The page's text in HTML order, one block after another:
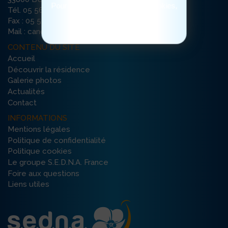
Tél. 05 56 79 65 65
Fax : 05 56 79 35 74
Mail : canopee-bordeaux@ehpad-sedna.fr
CONTENU DU SITE
Accueil
Découvrir la résidence
Galerie photos
Actualités
Contact
INFORMATIONS
Mentions légales
Politique de confidentialité
Politique cookies
Le groupe S.E.D.N.A. France
Foire aux questions
Liens utiles